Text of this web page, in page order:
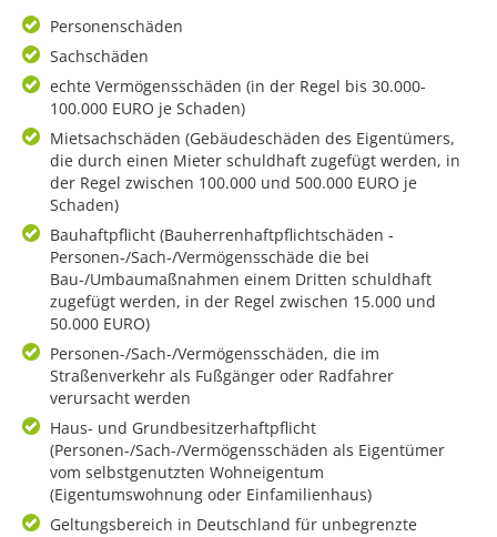
Personenschäden
Sachschäden
echte Vermögensschäden (in der Regel bis 30.000-
100.000 EURO je Schaden)
Mietsachschäden (Gebäudeschäden des Eigentümers,
die durch einen Mieter schuldhaft zugefügt werden, in
der Regel zwischen 100.000 und 500.000 EURO je
Schaden)
Bauhaftpflicht (Bauherrenhaftpflichtschäden -
Personen-/Sach-/Vermögensschäde die bei
Bau-/Umbaumaßnahmen einem Dritten schuldhaft
zugefügt werden, in der Regel zwischen 15.000 und
50.000 EURO)
Personen-/Sach-/Vermögensschäden, die im
Straßenverkehr als Fußgänger oder Radfahrer
verursacht werden
Haus- und Grundbesitzerhaftpflicht
(Personen-/Sach-/Vermögensschäden als Eigentümer
vom selbstgenutzten Wohneigentum
(Eigentumswohnung oder Einfamilienhaus)
Geltungsbereich in Deutschland für unbegrenzte